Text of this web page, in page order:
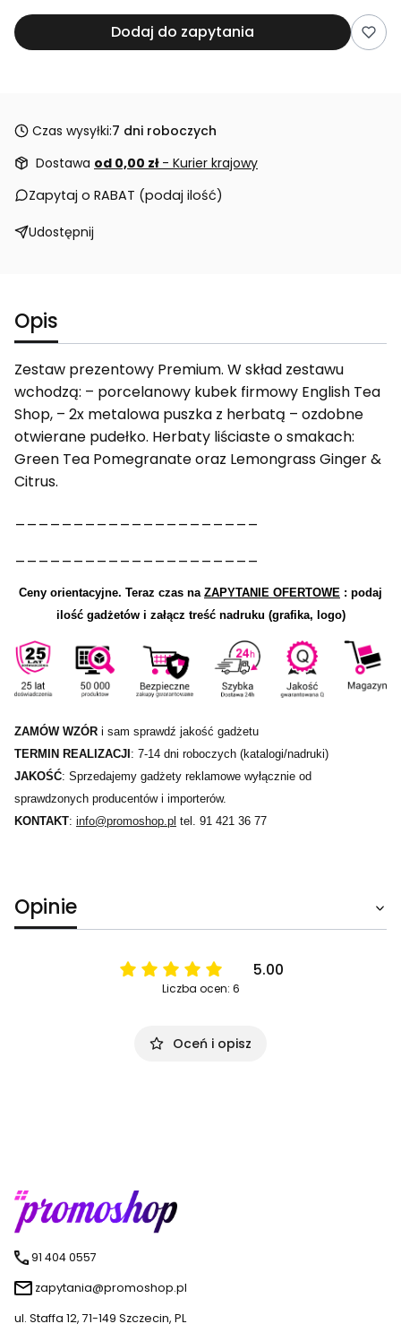
Dodaj do zapytania
Czas wysyłki:7 dni roboczych
Dostawa od 0,00 zł - Kurier krajowy
Zapytaj o RABAT (podaj ilość)
Udostępnij
Opis
Zestaw prezentowy Premium. W skład zestawu
wchodzą: – porcelanowy kubek firmowy English Tea
Shop, – 2x metalowa puszka z herbatą – ozdobne
otwierane pudełko. Herbaty liściaste o smakach:
Green Tea Pomegranate oraz Lemongrass Ginger &
Citrus.
Ceny orientacyjne. Teraz czas na ZAPYTANIE OFERTOWE : podaj
ilość gadżetów i załącz treść nadruku (grafika, logo)
ZAMÓW WZÓR i sam sprawdź jakość gadżetu
TERMIN REALIZACJI : 7-14 dni roboczych (katalogi/nadruki)
JAKOŚĆ: Sprzedajemy gadżety reklamowe wyłącznie od
sprawdzonych producentów i importerów.
KONTAKT: info@promoshop.pl tel. 91 421 36 77
Opinie
5.00
Liczba ocen: 6
Oceń i opisz
91 404 0557
zapytania@promoshop.pl
ul. Staffa 12, 71-149 Szczecin, PL